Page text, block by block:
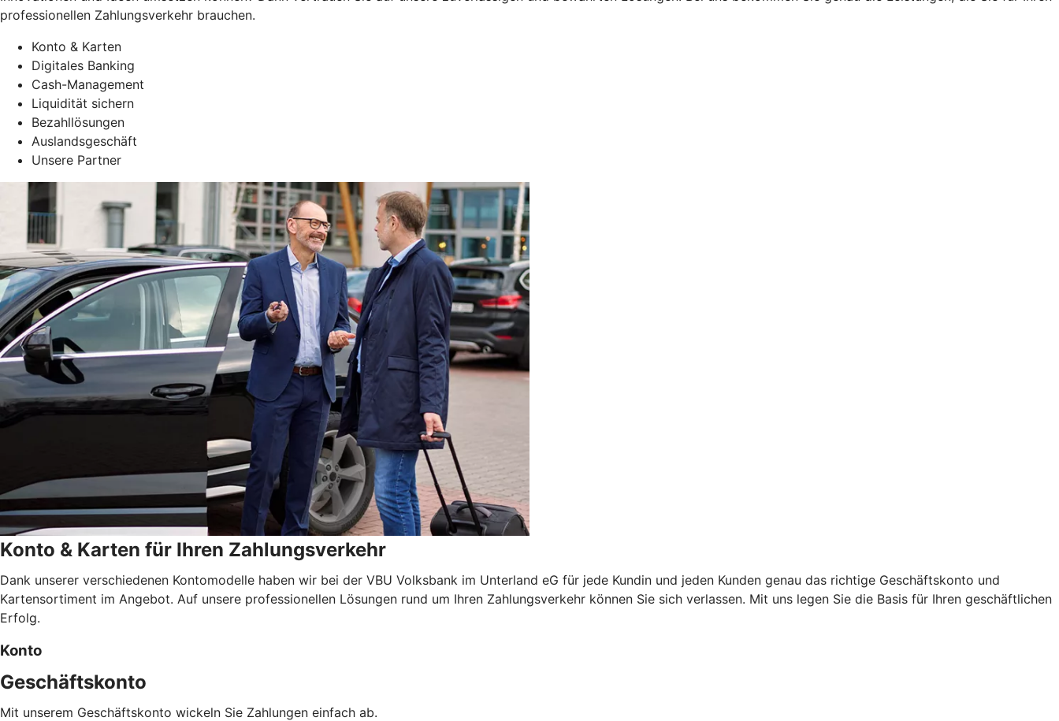
professionellen Zahlungsverkehr brauchen.
Konto & Karten
Digitales Banking
Cash-Management
Liquidität sichern
Bezahllösungen
Auslandsgeschäft
Unsere Partner
Konto & Karten für Ihren Zahlungsverkehr
Dank unserer verschiedenen Kontomodelle haben wir bei der VBU Volksbank im Unterland eG für jede Kundin und jeden Kunden genau das richtige Geschäftskonto und
Kartensortiment im Angebot. Auf unsere professionellen Lösungen rund um Ihren Zahlungsverkehr können Sie sich verlassen. Mit uns legen Sie die Basis für Ihren geschäftlichen
Erfolg.
Konto
Geschäftskonto
Mit unserem Geschäftskonto wickeln Sie Zahlungen einfach ab.